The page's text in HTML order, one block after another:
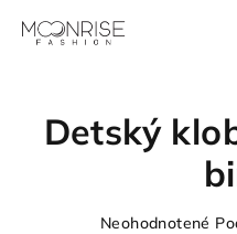
Detský
Priemerné
Neohodnotené